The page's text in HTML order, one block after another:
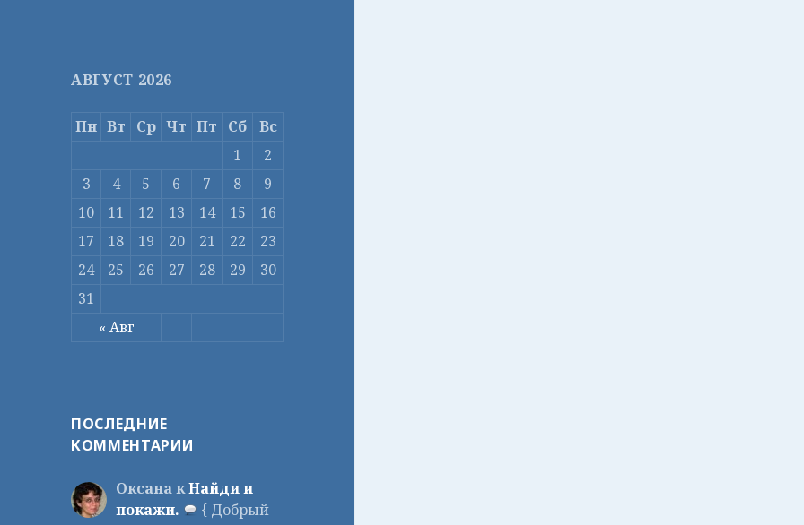
АВГУСТ 2026
Пн Вт Ср Чт Пт Сб Вс
« Авг
1
2
3
4 5 6 7 8
9
10
11 12 13 14 15
16
17
18 19 20 21 22
23
24
25 26 27 28 29
30
31
ПОСЛЕДНИЕ
КОММЕНТАРИИ
Оксана кНайди и
покажи.
{ Добрый